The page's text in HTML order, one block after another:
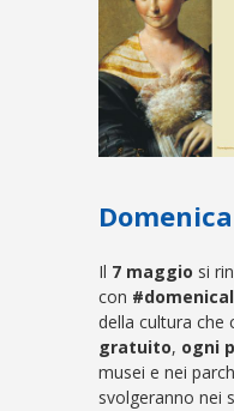
Il 7 maggio si
con
della cultura che
gratuito, ogni
musei e nei
svolgeranno nei